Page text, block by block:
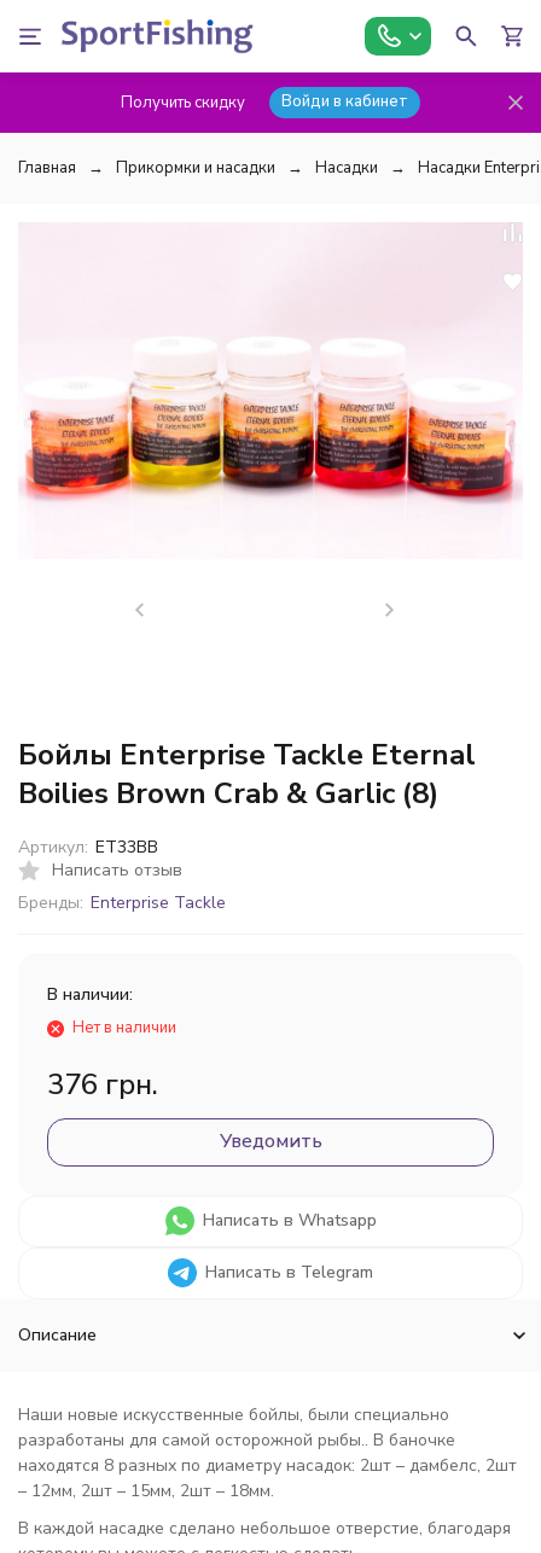
Получить скидку Войди в кабинет
Главная Прикормки и насадки Насадки Насадки
Бойлы Enterprise Tackle Eternal
Boilies Brown Crab & Garlic (8)
Написать отзыв
Бренды: Enterprise Tackle
Артикул: ET33BB
В наличии:
Нет в наличии
376 грн.
Уведомить
Написать в Whatsapp
Написать в Telegram
Описание
Наши новые искусственные бойлы, были специально
разработаны для самой осторожной рыбы.. В баночке
находятся 8 разных по диаметру насадок: 2шт – дамбелс, 2шт
– 12мм, 2шт – 15мм, 2шт – 18мм.
В каждой насадке сделано небольшое отверстие, благодаря